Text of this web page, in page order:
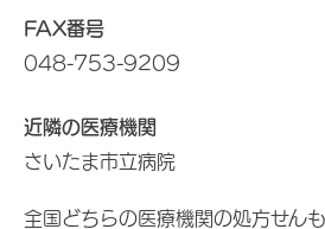
FAX番号
048-753-9209
近隣の医療機関
さいたま市立病院
全国どちらの医療機関の処方せん